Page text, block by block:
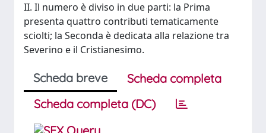
II. Il numero è diviso in due parti: la Prima
presenta quattro contributi tematicamente
sciolti; la Seconda è dedicata alla relazione tra
Severino e il Cristianesimo.
Scheda breve
Scheda completa
Scheda completa (DC)